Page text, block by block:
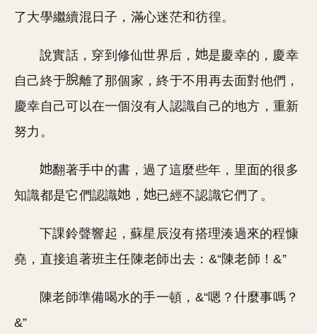
了大學繼續混日子，滿心迷茫和彷徨。
說實話，穿到修仙世界后，
是慶幸的，慶幸
自己終于
離了那個家，終于不用再去面對他們，
慶幸自己可以在一個沒有人認識自己的地方，重新
努力。
翻著手中的書，過了這麼些年，里面的很多
知識都是它們認識
， 已經不認識它們了。
下課鈴聲響起，蘇星辰沒有搭理湊過來的程慷
堯，直接追著班主任陳老師出去：&“陳老師！&”
陳老師準備喝水的手一頓，&“嗯？什麼事嗎？
&”